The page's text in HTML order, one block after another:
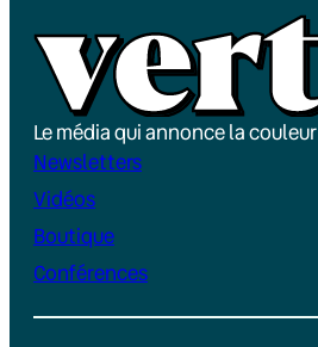
Le média qui annonce la couleur
Newsletters
Vidéos
Boutique
Conférences